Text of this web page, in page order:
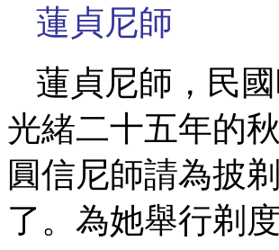
蓮貞尼師
蓮貞尼師，民
光緒二十五年的
圓信尼師請為披
了。為她舉行剃